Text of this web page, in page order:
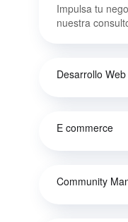
Impulsa tu
nuestra
Desarrollo Web
E commerce
Community